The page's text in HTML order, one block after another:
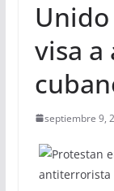
visa
septiembre 9,